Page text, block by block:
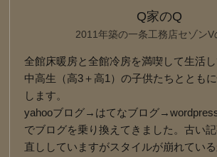
Q家のQ
2011年築の一条工務店セゾンV
全館床暖房と全館冷房を満喫して生活し
中高生（高3＋高1）の子供たちととも
します。
yahooブログ→はてなブログ
でブログを乗り換えてきました。古い
直ししていますがスタイルが崩れてい